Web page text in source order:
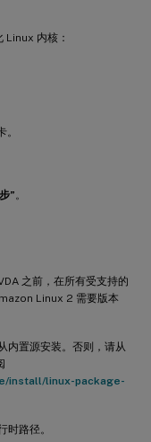
Linux 内核：
。
” 。
之前，在所有受支持的
Linux 2 需要版本
内置源安装。否则，请从
install/linux-package-
时路径。